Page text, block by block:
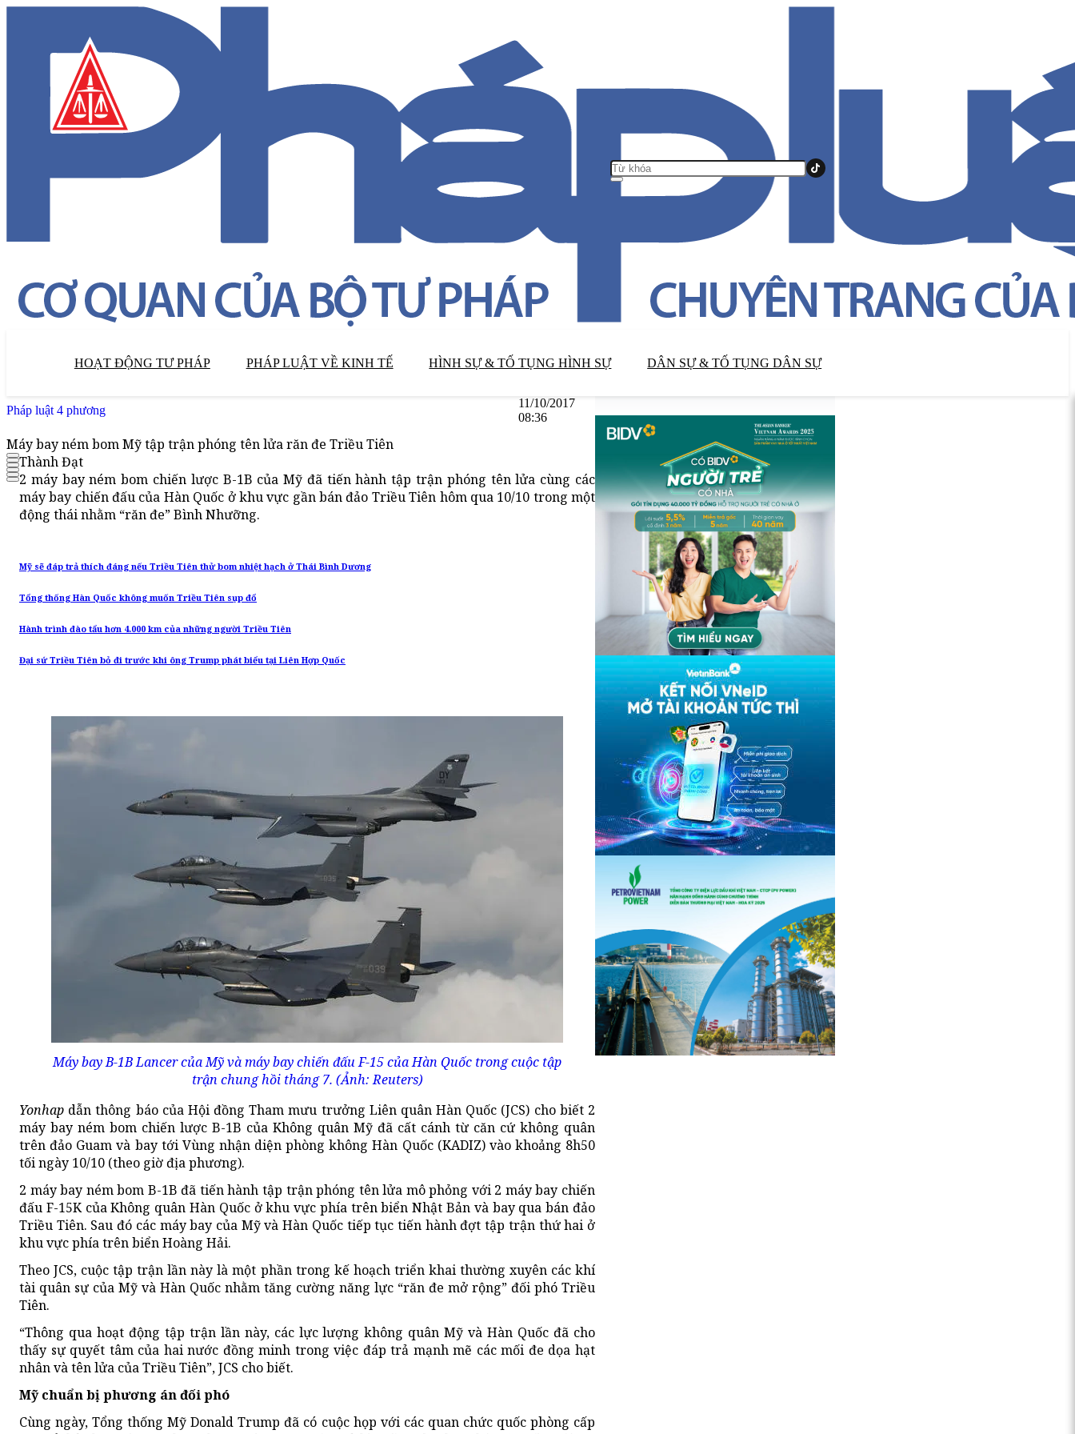
HOẠT ĐỘNG TƯ PHÁP PHÁP LUẬT VỀ KINH TẾ HÌNH SỰ & TỐ TỤNG HÌNH SỰ DÂN SỰ & TỐ TỤNG DÂN SỰ
Pháp luật 4 phương
11/10/2017
08:36
Máy bay ném bom Mỹ tập trận phóng tên lửa răn đe Triều Tiên
Thành Đạt
2 máy bay ném bom chiến lược B-1B của Mỹ đã tiến hành tập trận phóng tên lửa cùng các
máy bay chiến đấu của Hàn Quốc ở khu vực gần bán đảo Triều Tiên hôm qua 10/10 trong một
động thái nhằm “răn đe” Bình Nhưỡng.
Mỹ sẽ đáp trả thích đáng nếu Triều Tiên thử bom nhiệt hạch ở Thái Bình Dương
Tổng thống Hàn Quốc không muốn Triều Tiên sụp đổ
Hành trình đào tẩu hơn 4.000 km của những người Triều Tiên
Đại sứ Triều Tiên bỏ đi trước khi ông Trump phát biểu tại Liên Hợp Quốc
Máy bay B-1B Lancer của Mỹ và máy bay chiến đấu F-15 của Hàn Quốc trong cuộc tập
trận chung hồi tháng 7. (Ảnh: Reuters)
Yonhap dẫn thông báo của Hội đồng Tham mưu trưởng Liên quân Hàn Quốc (JCS) cho biết 2
máy bay ném bom chiến lược B-1B của Không quân Mỹ đã cất cánh từ căn cứ không quân
trên đảo Guam và bay tới Vùng nhận diện phòng không Hàn Quốc (KADIZ) vào khoảng 8h50
tối ngày 10/10 (theo giờ địa phương).
2 máy bay ném bom B-1B đã tiến hành tập trận phóng tên lửa mô phỏng với 2 máy bay chiến
đấu F-15K của Không quân Hàn Quốc ở khu vực phía trên biển Nhật Bản và bay qua bán đảo
Triều Tiên. Sau đó các máy bay của Mỹ và Hàn Quốc tiếp tục tiến hành đợt tập trận thứ hai ở
khu vực phía trên biển Hoàng Hải.
Theo JCS, cuộc tập trận lần này là một phần trong kế hoạch triển khai thường xuyên các khí
tài quân sự của Mỹ và Hàn Quốc nhằm tăng cường năng lực “răn đe mở rộng” đối phó Triều
Tiên.
“Thông qua hoạt động tập trận lần này, các lực lượng không quân Mỹ và Hàn Quốc đã cho
thấy sự quyết tâm của hai nước đồng minh trong việc đáp trả mạnh mẽ các mối đe dọa hạt
nhân và tên lửa của Triều Tiên”, JCS cho biết.
Mỹ chuẩn bị phương án đối phó
Cùng ngày, Tổng thống Mỹ Donald Trump đã có cuộc họp với các quan chức quốc phòng cấp